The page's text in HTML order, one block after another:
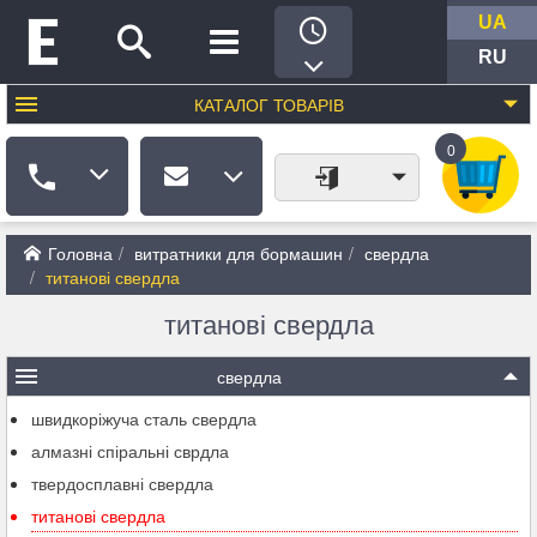
UA
RU
КАТАЛОГ ТОВАРІВ
0
Головна витратники для бормашин
свердла
титанові свердла
титанові свердла
свердла
швидкоріжуча сталь свердла
алмазні спіральні сврдла
твердосплавні свердла
титанові свердла